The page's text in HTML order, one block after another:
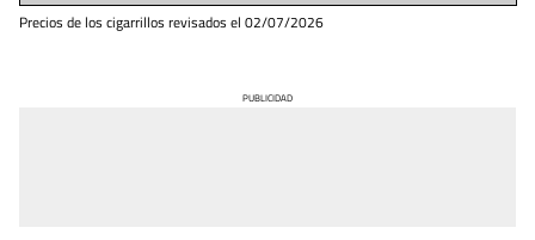
Precios de los cigarrillos revisados el 02/07/2026
PUBLICIDAD